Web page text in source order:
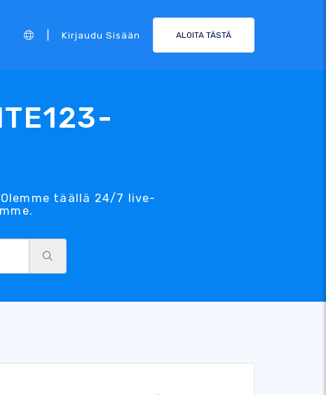
Kirjaudu Sisään ALOITA TÄSTÄ
täällä 24/7 live-